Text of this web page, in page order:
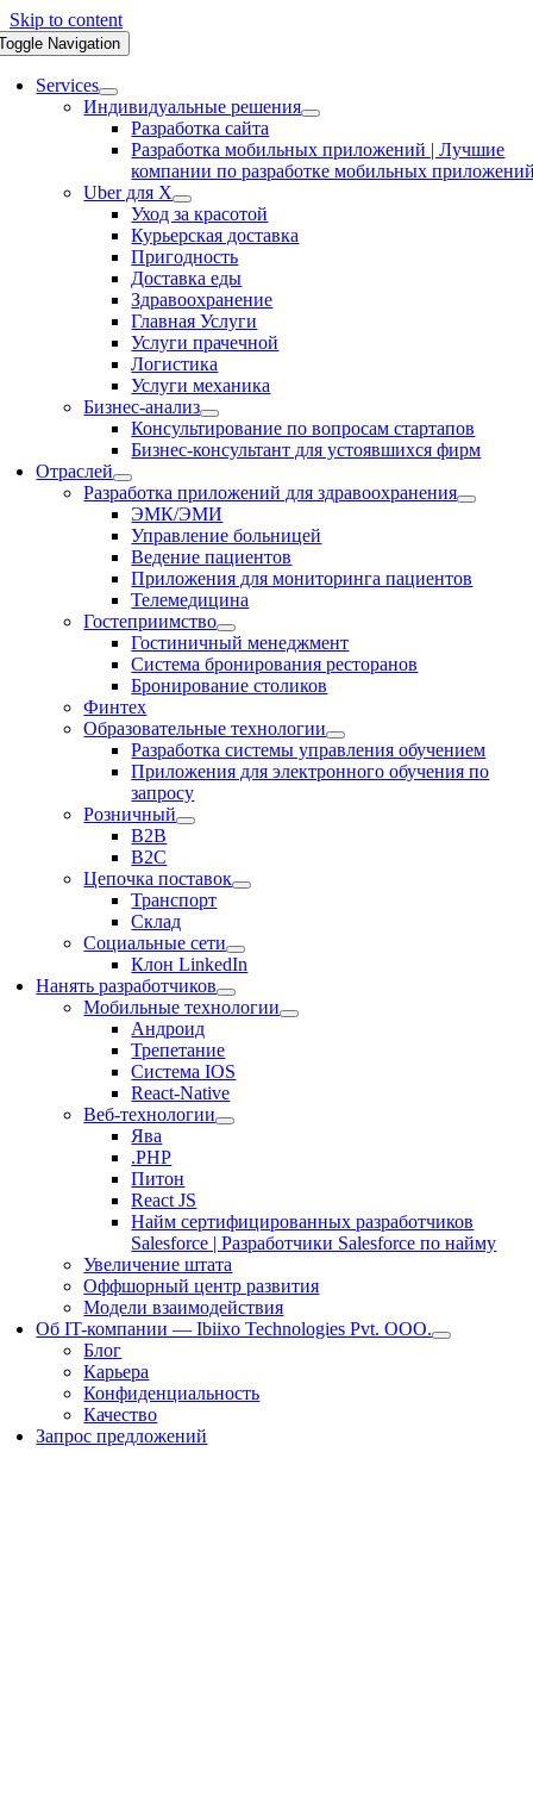
Skip to content
Navigation
Services
Индивидуальные решения
Разработка сайта
Разработка мобильных приложений | Лучшие
компании по разработке мобильных
Uber для X
Уход за красотой
Курьерская доставка
Пригодность
Доставка еды
Здравоохранение
Главная Услуги
Услуги прачечной
Логистика
Услуги механика
Бизнес-анализ
Консультирование по вопросам стартапов
Бизнес-консультант для устоявшихся фирм
Отраслей
Разработка приложений для здравоохранения
ЭМК/ЭМИ
Управление больницей
Ведение пациентов
Приложения для мониторинга пациентов
Телемедицина
Гостеприимство
Гостиничный менеджмент
Система бронирования ресторанов
Бронирование столиков
Финтех
Образовательные технологии
Разработка системы управления обучением
Приложения для электронного обучения по
запросу
Розничный
В2В
В2С
Цепочка поставок
Транспорт
Склад
Социальные сети
Клон LinkedIn
Нанять разработчиков
Мобильные технологии
Андроид
Трепетание
Система IOS
React-Native
Веб-технологии
Ява
.PHP
Питон
React JS
Найм сертифицированных разработчиков
Salesforce | Разработчики Salesforce по найму
Увеличение штата
Оффшорный центр развития
Модели взаимодействия
Об IT-компании — Ibiixo Technologies Pvt. ООО.
Блог
Карьера
Конфиденциальность
Качество
Запрос предложений